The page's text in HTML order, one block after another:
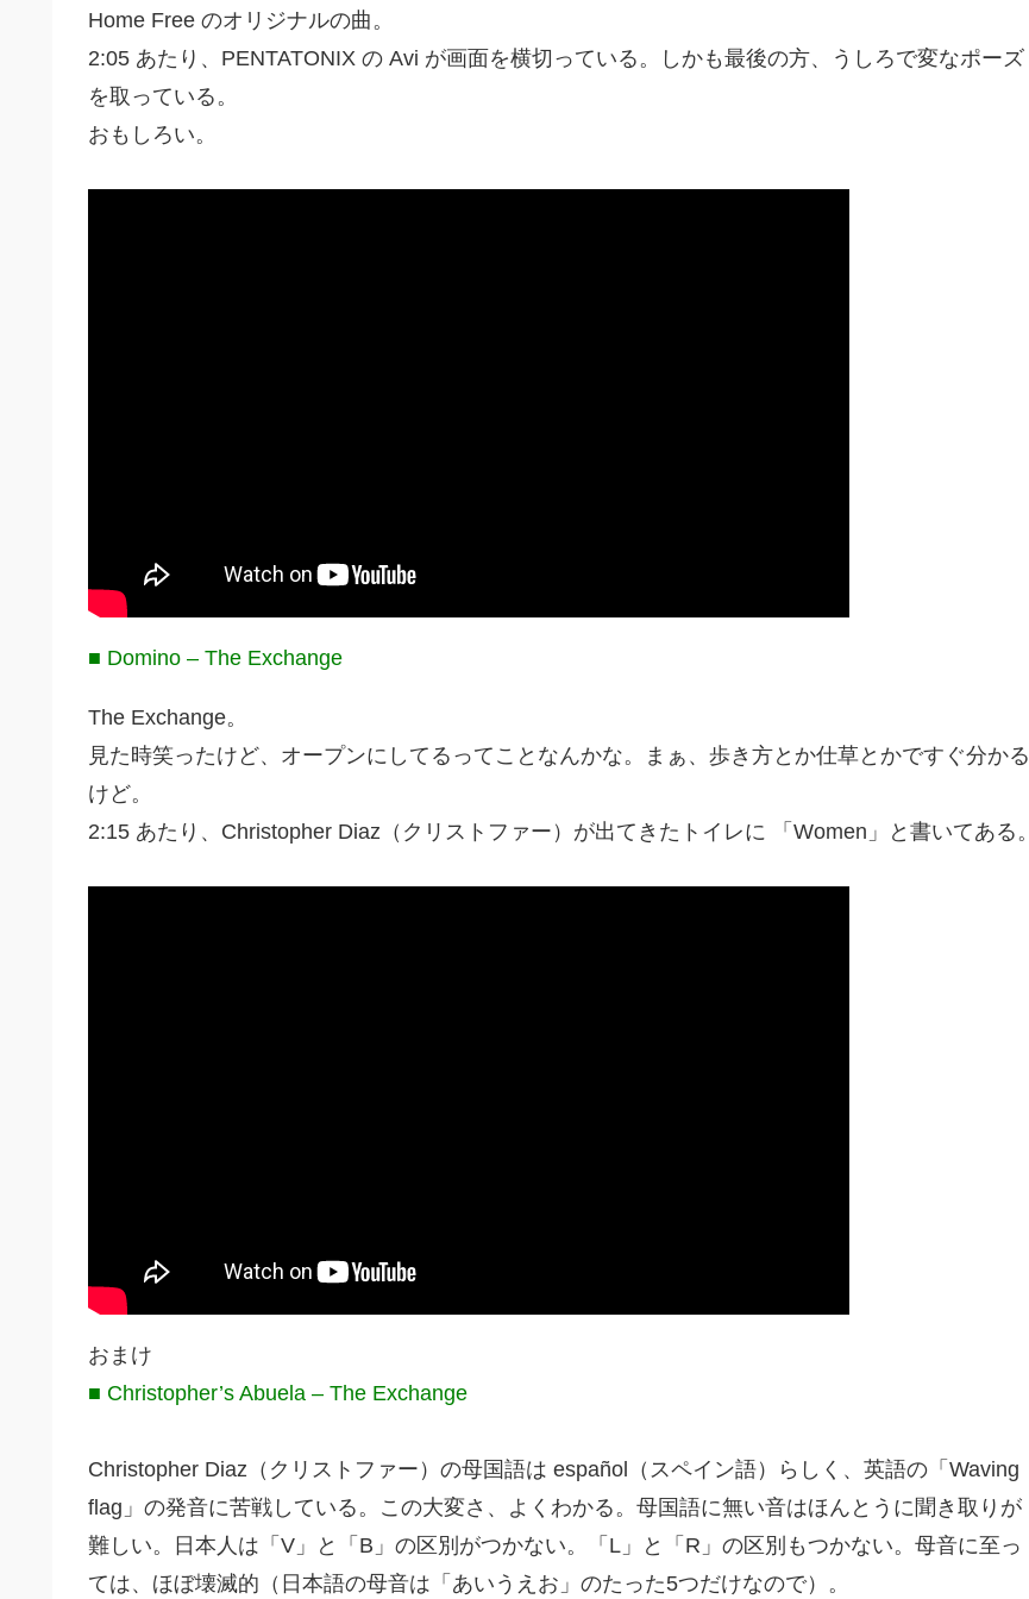
Home Free のオリジナルの曲。
2:05 あたり、PENTATONIX の Avi が画面を横切っている。しかも最後の方、うしろで変なポーズ
を取っている。
おもしろい。
■ Domino – The Exchange
The Exchange。
見た時笑ったけど、オープンにしてるってことなんかな。まぁ、歩き方とか仕草とかですぐ分かる
けど。
2:15 あたり、Christopher Diaz（クリストファー）が出てきたトイレに 「Women」と書いてある。
おまけ
■ Christopher’s Abuela – The Exchange
Christopher Diaz（クリストファー）の母国語は español（スペイン語）らしく、英語の「Waving
flag」の発音に苦戦している。この大変さ、よくわかる。母国語に無い音はほんとうに聞き取りが
難しい。日本人は「V」と「B」の区別がつかない。「L」と「R」の区別もつかない。母音に至っ
ては、ほぼ壊滅的（日本語の母音は「あいうえお」のたった5つだけなので）。